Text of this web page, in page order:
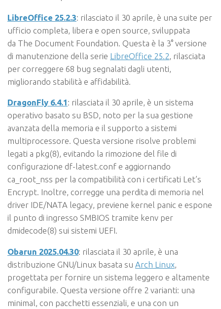
LibreOffice 25.2.3: rilasciato il 30 aprile, è una suite per
ufficio completa, libera e open source, sviluppata
da The Document Foundation. Questa è la 3° versione
di manutenzione della serie LibreOffice 25.2 , rilasciata
per correggere 68 bug segnalati dagli utenti,
migliorando stabilità e affidabilità.
DragonFly 6.4.1: rilasciata il 30 aprile, è un sistema
operativo basato su BSD, noto per la sua gestione
avanzata della memoria e il supporto a sistemi
multiprocessore. Questa versione risolve problemi
legati a pkg(8), evitando la rimozione del file di
configurazione df-latest.conf e aggiornando
ca_root_nss per la compatibilità con i certificati Let’s
Encrypt. Inoltre, corregge una perdita di memoria nel
driver IDE/NATA legacy, previene kernel panic e espone
il punto di ingresso SMBIOS tramite kenv per
dmidecode(8) sui sistemi UEFI.
Obarun 2025.04.30: rilasciata il 30 aprile, è una
distribuzione GNU/Linux basata su Arch Linux,
progettata per fornire un sistema leggero e altamente
configurabile. Questa versione offre 2 varianti: una
minimal, con pacchetti essenziali, e una con un